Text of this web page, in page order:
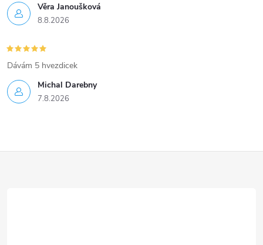
Věra Janoušková
8.8.2026
Michal Darebny
7.8.2026
Dávám 5 hvezdicek